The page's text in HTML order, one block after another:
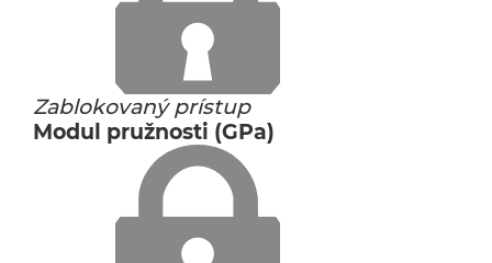
Zablokovaný prístup
Modul pružnosti (GPa)